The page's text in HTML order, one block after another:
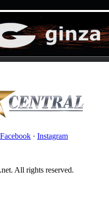
Facebook · Instagram
All rights reserved.